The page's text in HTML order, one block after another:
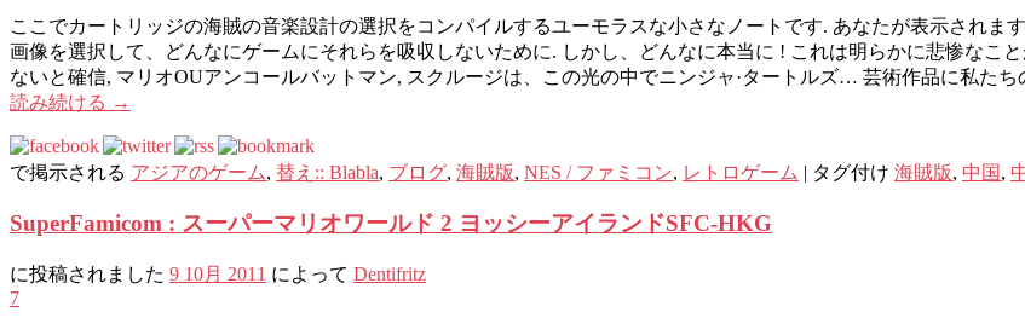
ここでカートリッジの海賊の音楽設計の選択をコンパイルするユーモラスな小さなノートです. あなたが表示されま
画像を選択して、どんなにゲームにそれらを吸収しないために. しかし、どんなに本当に ! これは明らかに悲惨なこと
ないと確信, マリオOUアンコールバットマン, スクルージは、この光の中でニンジャ·タートルズ… 芸術作品に私た
読み続ける →
で掲示される アジアのゲーム, 替え:: Blabla, ブログ, 海賊版, NES / ファミコン, レトロゲーム | タグ付け 海賊版, 中国 ,
SuperFamicom : スーパーマリオワールド 2 ヨッシーアイランドSFC-HKG
に投稿されました 9 10月 2011 によって Dentifritz
7